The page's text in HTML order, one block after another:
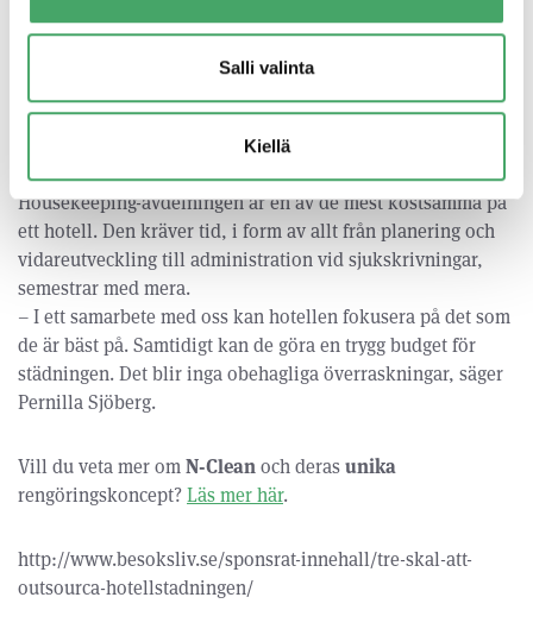
Salli valinta
Kiellä
rengöringskoncept med bland annat egen utrustning och
tiden till att vi är uppdaterade och att vår personal får bästa
möjliga förutsättningar. Personalen är ju allt för oss!
3. Tiden – och en trygg budget
Housekeeping-avdelningen är en av de mest kostsamma på
ett hotell. Den kräver tid, i form av allt från planering och
vidareutveckling till administration vid sjukskrivningar,
semestrar med mera.
– I ett samarbete med oss kan hotellen fokusera på det som
de är bäst på. Samtidigt kan de göra en trygg budget för
städningen. Det blir inga obehagliga överraskningar, säger
Pernilla Sjöberg.
Vill du veta mer omN-Cleanoch derasunika
rengöringskoncept?Läs mer här.
http://www.besoksliv.se/sponsrat-innehall/tre-skal-att-
outsourca-hotellstadningen/